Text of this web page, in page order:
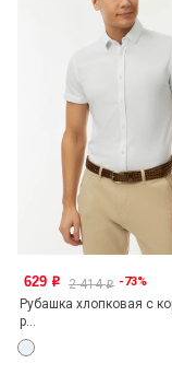
629 o 2 414o -73%
Рубашка хлопковая с
р...